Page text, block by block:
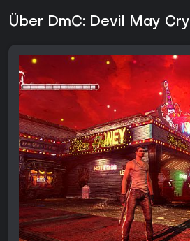
Über DmC: Devil May Cry